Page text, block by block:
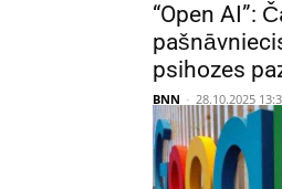
“Open AI”:
psihozes
BNN - 28.10.2025